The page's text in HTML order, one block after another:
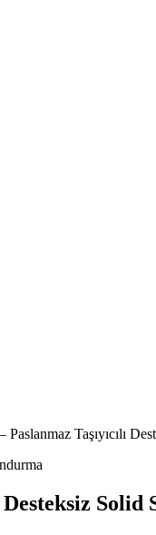
Taşıyıcılı
Desteksiz Solid